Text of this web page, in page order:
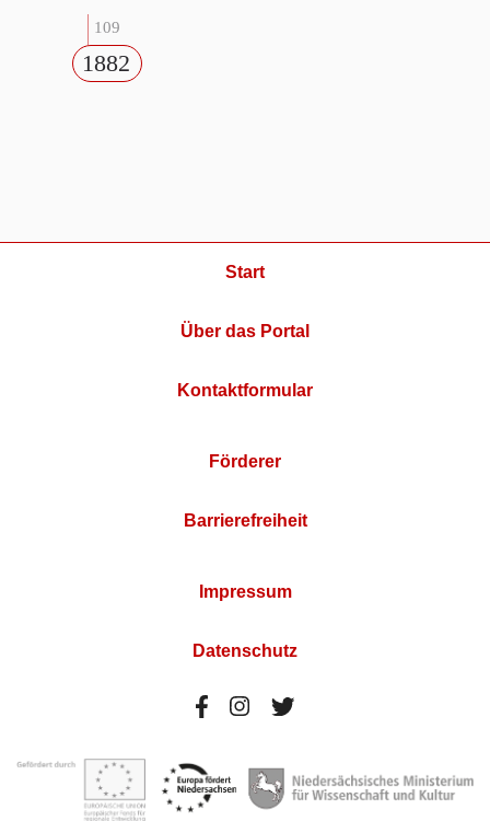
109
1882
Start
Über das Portal
Kontaktformular
Förderer
Barrierefreiheit
Impressum
Datenschutz